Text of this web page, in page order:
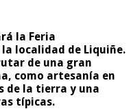
la Feria
localidad de Liquiñe.
de una gran
como artesanía en
de la tierra y una
típicas.